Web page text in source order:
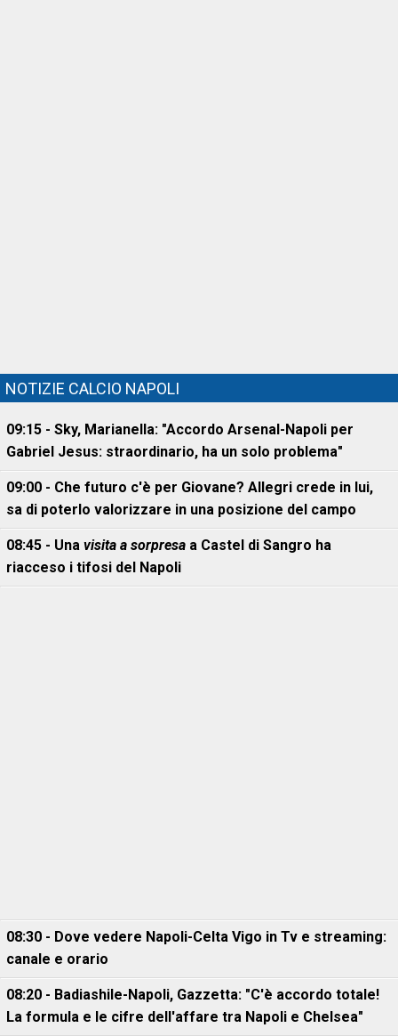
NOTIZIE CALCIO NAPOLI
09:15 - Sky, Marianella: "Accordo Arsenal-Napoli per
Gabriel Jesus: straordinario, ha un solo problema"
09:00 - Che futuro c'è per Giovane? Allegri crede in lui,
sa di poterlo valorizzare in una posizione del campo
08:45 - Una visita a sorpresa a Castel di Sangro ha
riacceso i tifosi del Napoli
08:30 - Dove vedere Napoli-Celta Vigo in Tv e streaming:
canale e orario
08:20 - Badiashile-Napoli, Gazzetta: "C'è accordo totale!
La formula e le cifre dell'affare tra Napoli e Chelsea"